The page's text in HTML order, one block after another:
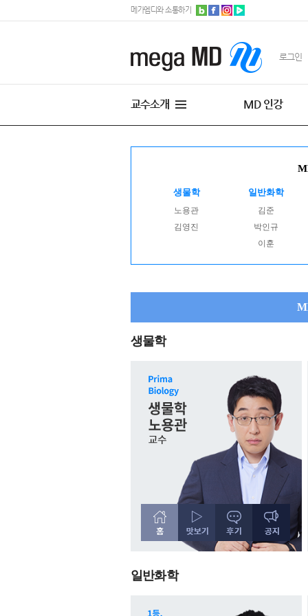
메가엠디와 소통하기
로그인
교수소개 MD 인강
생물학
노용관
김영진
일반화학
김준
박인규
이훈
생물학
일반화학